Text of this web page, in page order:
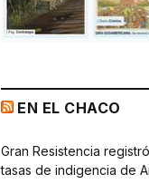
EN EL CHACO
Gran Resistencia
tasas de indigencia de